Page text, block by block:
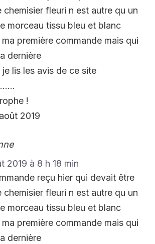
chemisier fleuri n est autre qu un
morceau tissu bleu et blanc
première commande mais qui
dernière
je lis les avis de ce site
!
2019
2019 à 8 h 18 min
reçu hier qui devait être
chemisier fleuri n est autre qu un
morceau tissu bleu et blanc
première commande mais qui
dernière